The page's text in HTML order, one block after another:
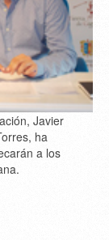
Javier
ha
a los